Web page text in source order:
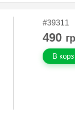
#39311
490
В